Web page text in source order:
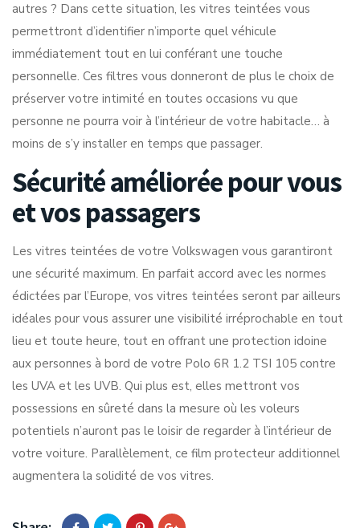
autres ? Dans cette situation, les vitres teintées vous
permettront d’identifier n’importe quel véhicule
immédiatement tout en lui conférant une touche
personnelle. Ces filtres vous donneront de plus le choix de
préserver votre intimité en toutes occasions vu que
personne ne pourra voir à l’intérieur de votre habitacle… à
moins de s’y installer en temps que passager.
Sécurité améliorée pour vous
et vos passagers
Les vitres teintées de votre Volkswagen vous garantiront
une sécurité maximum. En parfait accord avec les normes
édictées par l’Europe, vos vitres teintées seront par ailleurs
idéales pour vous assurer une visibilité irréprochable en tout
lieu et toute heure, tout en offrant une protection idoine
aux personnes à bord de votre Polo 6R 1.2 TSI 105 contre
les UVA et les UVB. Qui plus est, elles mettront vos
possessions en sûreté dans la mesure où les voleurs
potentiels n’auront pas le loisir de regarder à l’intérieur de
votre voiture. Parallèlement, ce film protecteur additionnel
augmentera la solidité de vos vitres.